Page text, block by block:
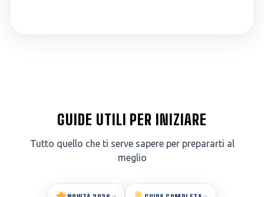
GUIDE UTILI PER INIZIARE
Tutto quello che ti serve sapere per prepararti al
meglio